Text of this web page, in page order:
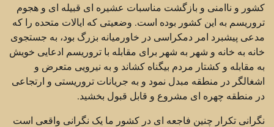
کشور و ناامنی و بازگشت مناسبات عشیره ای قبیله ای و هجوم
تروریسم به این کشور بوده است. وضعیتی که ایالات متحده را که
مدعی پیشبرد امر دمکراسی در خاورمیانه بزرگ بود، به جستجوی
خانه به خانه و شهر به شهر برای مقابله با تروریسم ادعایی خویش
به مقابله و کشتار مردم بیگناه کشاند و به نیرویی متعرض و
اشغالگر در منطقه مبدل نمود و به جریانات تروریستی و ارتجاعی
در منطقه چهره ای مشروع و قابل قبول بخشید.
نگرانی تکرار چنین فاجعه ای در کشور ما یک نگرانی واقعی است